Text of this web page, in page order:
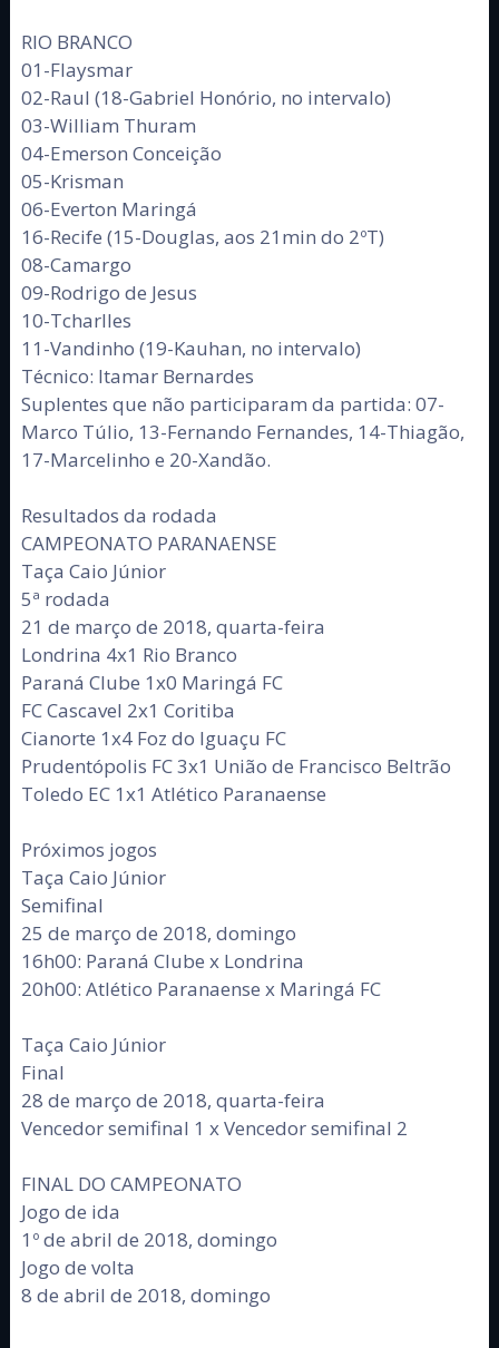
RIO BRANCO
01-Flaysmar
02-Raul (18-Gabriel Honório, no intervalo)
03-William Thuram
04-Emerson Conceição
05-Krisman
06-Everton Maringá
16-Recife (15-Douglas, aos 21min do 2ºT)
08-Camargo
09-Rodrigo de Jesus
10-Tcharlles
11-Vandinho (19-Kauhan, no intervalo)
Técnico: Itamar Bernardes
Suplentes que não participaram da partida: 07-
Marco Túlio, 13-Fernando Fernandes, 14-Thiagão,
17-Marcelinho e 20-Xandão.
Resultados da rodada
CAMPEONATO PARANAENSE
Taça Caio Júnior
5ª rodada
21 de março de 2018, quarta-feira
Londrina 4x1 Rio Branco
Paraná Clube 1x0 Maringá FC
FC Cascavel 2x1 Coritiba
Cianorte 1x4 Foz do Iguaçu FC
Prudentópolis FC 3x1 União de Francisco Beltrão
Toledo EC 1x1 Atlético Paranaense
Próximos jogos
Taça Caio Júnior
Semifinal
25 de março de 2018, domingo
16h00: Paraná Clube x Londrina
20h00: Atlético Paranaense x Maringá FC
Taça Caio Júnior
Final
28 de março de 2018, quarta-feira
Vencedor semifinal 1 x Vencedor semifinal 2
FINAL DO CAMPEONATO
Jogo de ida
1º de abril de 2018, domingo
Jogo de volta
8 de abril de 2018, domingo